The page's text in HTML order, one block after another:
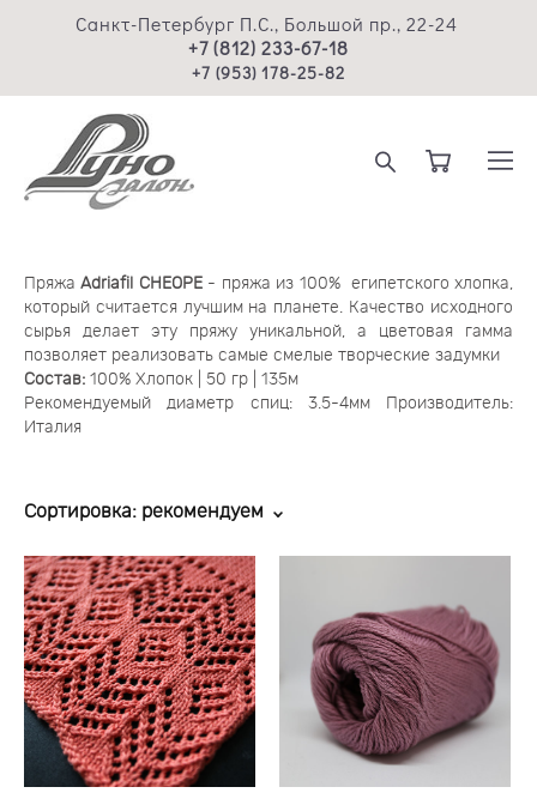
Санкт-Петербург П.С., Большой пр., 22-24
+7 (812) 233-67-18
+7 (953) 178-25-82
ПряжаAdriafil CHEOPE - пряжа из 100% египетского хлопка,
который считается лучшим на планете. Качество исходного
сырья делает эту пряжу уникальной, а цветовая гамма
позволяет реализовать самые смелые творческие задумки
Состав: 100% Хлопок | 50 гр | 135м
Рекомендуемый диаметр спиц: 3.5-4мм Производитель:
Италия
Сортировка: рекомендуем